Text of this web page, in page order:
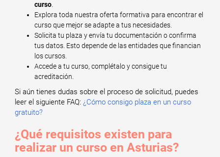
curso
Explora toda nuestra oferta formativa para encontrar el
curso que mejor se adapte a tus necesidades.
Solicita tu plaza y envía tu documentación o confirma
tus datos. Esto depende de las entidades que financian
los cursos.
Accede a tu curso, complétalo y consigue tu
acreditación.
Si aún tienes dudas sobre el proceso de solicitud, puedes
leer el siguiente FAQ: ¿Cómo consigo plaza en un curso
gratuito?
¿Qué requisitos existen para
realizar un curso en Asturias?